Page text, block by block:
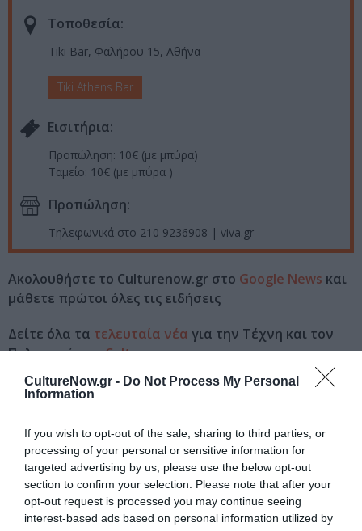
CultureNow.gr - Do Not Process My Personal
Information
If you wish to opt-out of the sale, sharing to third parties, or
processing of your personal or sensitive information for
targeted advertising by us, please use the below opt-out
section to confirm your selection. Please note that after your
opt-out request is processed you may continue seeing
interest-based ads based on personal information utilized by
Τοποθεσία:
Tiki Bar, Φαλήρου 15, Αθήνα
Tiki Athens Bar
Eισιτήρια:
Προπώληση: 10€ (με μπύρα)
Ταμείο: 10€ (με μπύρα )
Προπώληση:
Τηλεφωνικά στο 210 9236908 | viva.gr
Ακολουθήστε το Culturenow.gr στο Google News και
μάθετε πρώτοι όλες τις ειδήσεις
Δείτε όλα τα τελευταία νέα για την Τέχνη και τον
Πολιτισμό στοCulturenow.gr
Νέοι Διαγωνισμοί
Tags
MONSIEUR MINIMAL
POP - ROCK - ALTERNATIVE
TIKI ATHENS BAR
ΑΝΔΡΙΑΝΑ ΜΠΑΜΠΑΛΗ
ΣΥΝΑΥΛΙΕΣ 2018